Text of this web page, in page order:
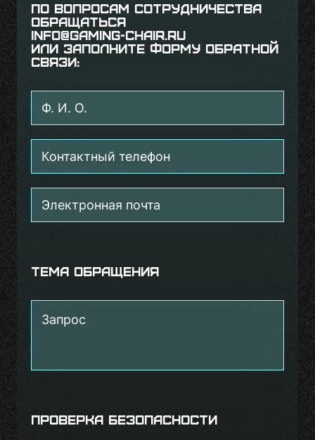
По вопросам сотрудничества
обращаться
info@gaming-chair.ru
Или заполните форму обратной
связи:
Тема обращения
Проверка безопасности